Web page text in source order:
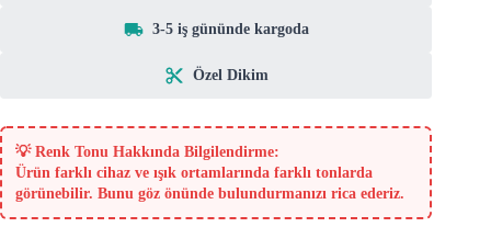
3-5 iş gününde kargoda
Özel Dikim
💡 Renk Tonu Hakkında Bilgilendirme:
Ürün farklı cihaz ve ışık ortamlarında farklı tonlarda
görünebilir. Bunu göz önünde bulundurmanızı rica ederiz.